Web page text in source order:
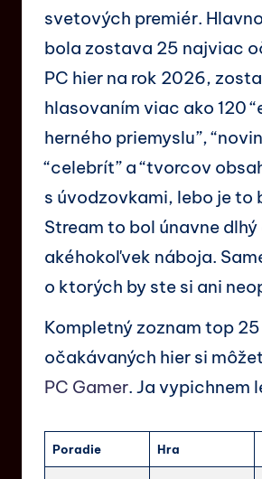
svetových premiér.
bola zostava 25 najviac
PC hier na rok 2026,
hlasovaním viac ako 120
herného priemyslu”,
“celebrít” a “tvorcov
s úvodzovkami, lebo je to
Stream to bol únavne dlhý
akéhokoľvek náboja.
o ktorých by ste si ani
Kompletný zoznam top 25
očakávaných hier si
PC Gamer. Ja vypichnem
Poradie Hra